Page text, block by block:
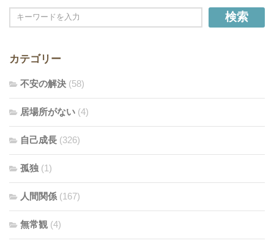
検索
カテゴリー
不安の解決 (58)
居場所がない (4)
自己成長 (326)
孤独 (1)
人間関係 (167)
無常観 (4)